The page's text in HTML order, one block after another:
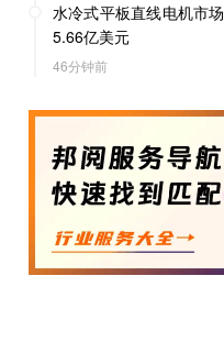
水冷式平板直线电机市
5.66亿美元
46分钟前